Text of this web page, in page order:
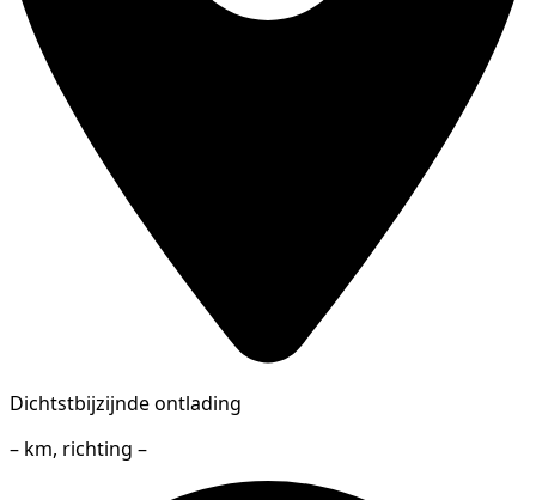
Dichtstbijzijnde ontlading
– km, richting –